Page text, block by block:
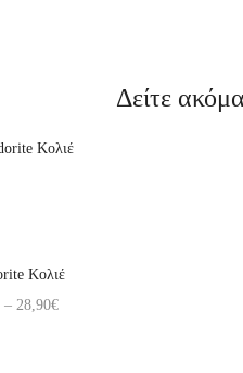
Δείτε
Κολιέ
– 28,90€